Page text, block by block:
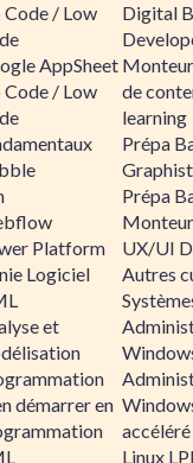
/ Low
AppSheet
/ Low
Platform
Logiciel
et
démarrer en
Digital
de
learning
Prépa
Prépa
UX/UI
Autres
accéléré
Linux LPI